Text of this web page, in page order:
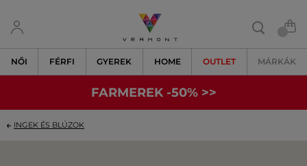
NŐI FÉRFI GYEREK HOME OUTLET MÁRKÁK
FARMEREK -50% >>
INGEK ÉS BLÚZOK